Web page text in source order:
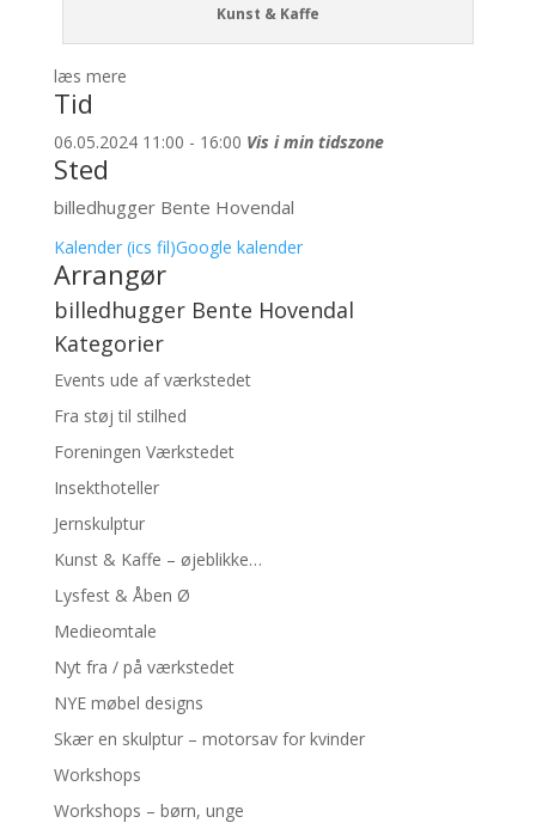
Kunst & Kaffe
læs mere
Tid
06.05.2024 11:00 - 16:00 Vis i min tidszone
Sted
billedhugger Bente Hovendal
Kalender (ics fil)Google kalender
Arrangør
billedhugger Bente Hovendal
Kategorier
Events ude af værkstedet
Fra støj til stilhed
Foreningen Værkstedet
Insekthoteller
Jernskulptur
Kunst & Kaffe – øjeblikke…
Lysfest & Åben Ø
Medieomtale
Nyt fra / på værkstedet
NYE møbel designs
Skær en skulptur – motorsav for kvinder
Workshops
Workshops – børn, unge